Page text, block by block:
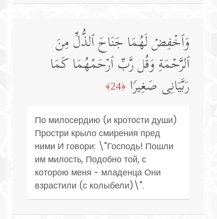
وَٱخۡفِضۡ لَهُمَا جَنَاحَ ٱلذُّلِّ مِنَ
ٱلرَّحۡمَةِ وَقُل رَّبِّ ٱرۡحَمۡهُمَا كَمَا
رَبَّیَانِی صَغِیرࣰا ﴿24﴾
По милосердию (и кротости души)
Простри крыло смирения пред
ними И говори: \"Господь! Пошли
им милость, Подобно той, с
которою меня - младенца Они
взрастили (с колыбели)\".